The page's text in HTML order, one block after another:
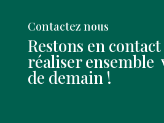
Contactez nous
Restons en
réaliser ensemble
de demain !